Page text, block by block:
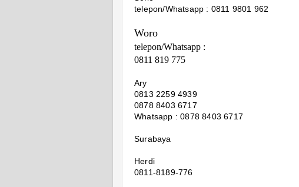
telepon/Whatsapp : 0811 9801 962
Woro
telepon/Whatsapp :
0811 819 775
Ary
0813 2259 4939
0878 8403 6717
Whatsapp : 0878 8403 6717
Surabaya
Herdi
0811-8189-776